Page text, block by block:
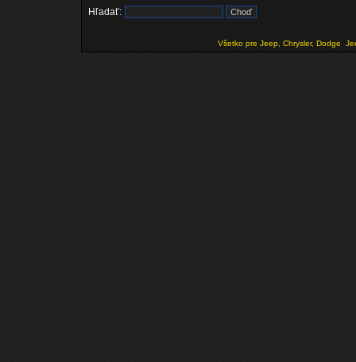
Hľadať:
Všetko pre Jeep, Chrysler, Dodge